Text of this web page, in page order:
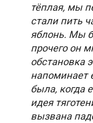
тёплая, мы
стали пить
яблонь. Мы
прочего он
обстановка
напоминает
была, когда
идея
вызвана